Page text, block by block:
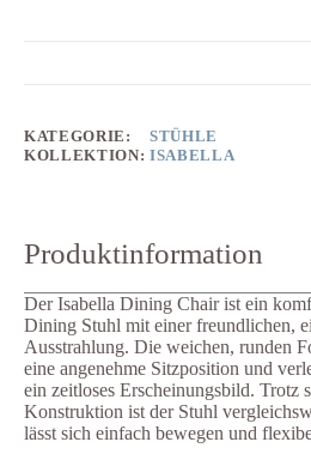
KATEGORIE:
STÜHLE
KOLLEKTION: ISABELLA
Produktinformation
Der Isabella Dining Chair ist ein
Dining Stuhl mit einer freundlichen,
Ausstrahlung. Die weichen, runden
eine angenehme Sitzposition und
ein zeitloses Erscheinungsbild. Trotz
Konstruktion ist der Stuhl
lässt sich einfach bewegen und